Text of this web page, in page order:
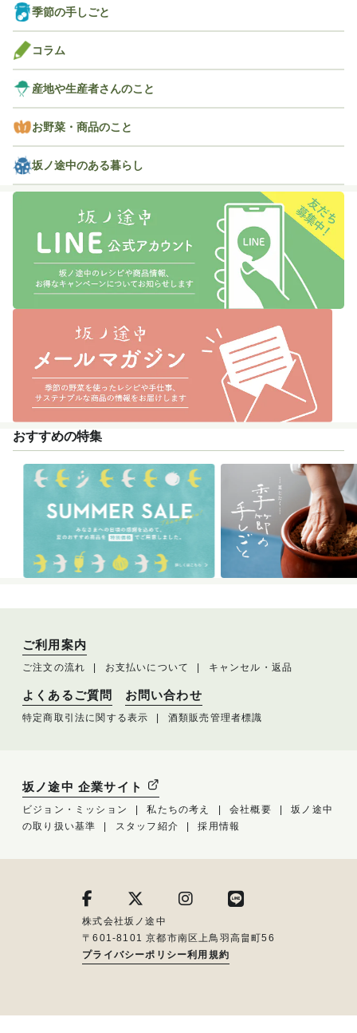
メルマガ登録はこちら
季節の手しごと
コラム
産地や生産者さんのこと
お野菜・商品のこと
坂ノ途中のある暮らし
おすすめの特集
ご利用案内
ご注文の流れ お支払いについて キャンセル・返品
よくあるご質問 お問い合わせ
特定商取引法に関する表示 酒類販売管理者標識
坂ノ途中 企業サイト
ビジョン・ミッション 私たちの考え 会社概要
坂ノ途中
の取り扱い基準
スタッフ紹介 採用情報
株式会社坂ノ途中
〒601-8101 京都市南区上鳥羽高畠町56
プライバシーポリシー利用規約